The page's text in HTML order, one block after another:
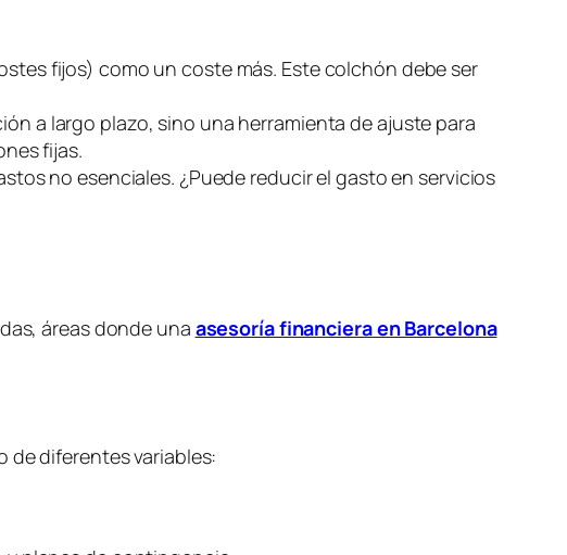
fijos) como un coste más. Este colchón debe ser
a largo plazo, sino una herramienta de ajuste para
fijas.
no esenciales. ¿Puede reducir el gasto en servicios
áreas donde una asesoría financiera en Barcelona
de diferentes variables: